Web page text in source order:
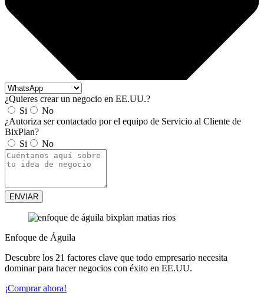
¿Quieres crear un negocio en EE.UU.?
Si
No
¿Autoriza ser contactado por el equipo de Servicio al Cliente de
BixPlan?
Si
No
ENVIAR
Enfoque de Águila
Descubre los 21 factores clave que todo empresario necesita
dominar para hacer negocios con éxito en EE.UU.
¡Comprar ahora!